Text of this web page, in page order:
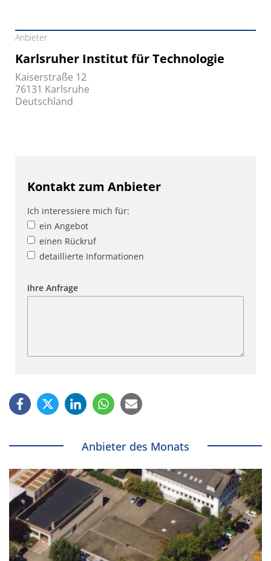
Anbieter
Karlsruher Institut für Technologie
Kaiserstraße 12
76131 Karlsruhe
Deutschland
Kontakt zum Anbieter
Ich interessiere mich für:
ein Angebot
einen Rückruf
detaillierte Informationen
Ihre Anfrage
Anbieter des Monats